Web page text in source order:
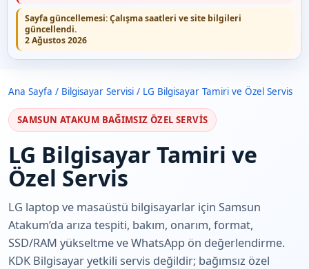
Sayfa güncellemesi:Çalışma saatleri ve site bilgileri
güncellendi.
2 Ağustos 2026
Ana Sayfa / Bilgisayar Servisi / LG Bilgisayar Tamiri ve Özel Servis
SAMSUN ATAKUM BAĞIMSIZ ÖZEL SERVIS
LG Bilgisayar Tamiri ve
Özel Servis
LG laptop ve masaüstü bilgisayarlar için Samsun
Atakum’da arıza tespiti, bakım, onarım, format,
SSD/RAM yükseltme ve WhatsApp ön değerlendirme.
KDK Bilgisayar yetkili servis değildir; bağımsız özel